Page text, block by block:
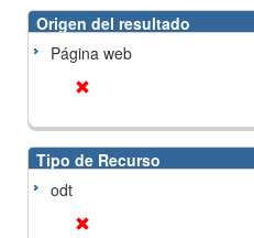
Origen del resultado
Página web
Tipo de Recurso
odt